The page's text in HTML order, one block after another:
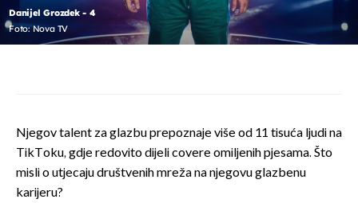
Danijel Grozdek - 4
Foto: Nova TV
Njegov talent za glazbu prepoznaje više od 11 tisuća ljudi na
TikToku, gdje redovito dijeli covere omiljenih pjesama. Što
misli o utjecaju društvenih mreža na njegovu glazbenu
karijeru?